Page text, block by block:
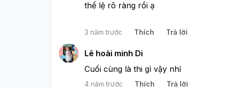
thể lệ rõ ràng rồi ạ
3 năm trước Thích Trả lời
Lê hoài minh Di
Cuối cùng là thi gì vậy nhỉ
4 năm trước Thích Trả lời